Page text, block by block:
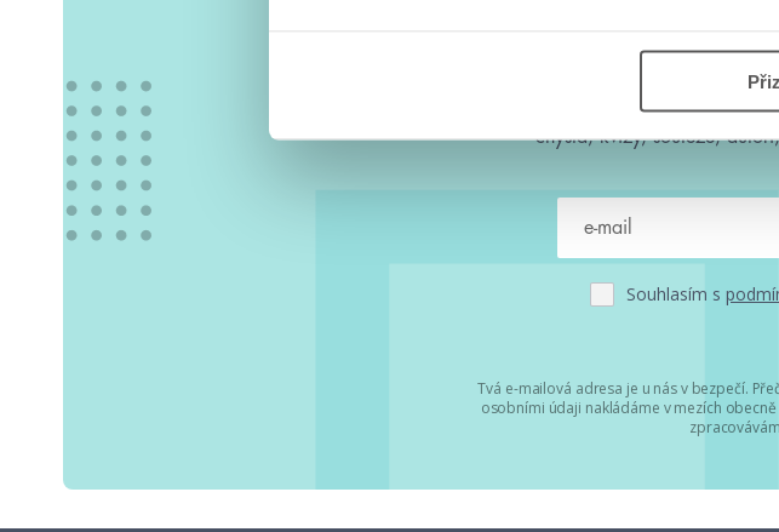
Vše kolem #youngadult každý
chystá, kvízy, soutěže,
Souhlasím s
Tvá e-mailová adresa je u nás v bezpečí.
osobními údaji nakládáme v mezích